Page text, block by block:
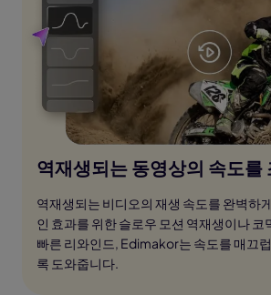
역재생되는 동영상의 속도를
역재생되는 비디오의 재생 속도를 완벽하
인 효과를 위한 슬로우 모션 역재생이나 코
빠른 리와인드, Edimakor는 속도를 매끄
록 도와줍니다.